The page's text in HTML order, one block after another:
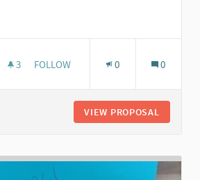
3 3 FOLLOWERS
FOLLOW 0 0
VIEW PROPOSAL